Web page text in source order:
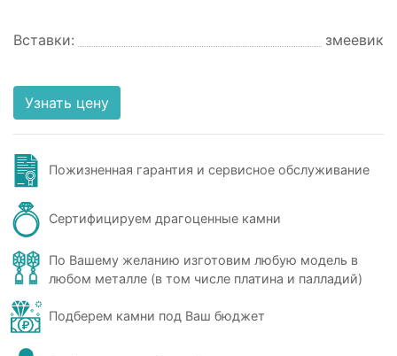
Вставки: змеевик
Узнать цену
Пожизненная гарантия и сервисное обслуживание
Сертифицируем драгоценные камни
По Вашему желанию изготовим любую модель в
любом металле (в том числе платина и палладий)
Подберем камни под Ваш бюджет